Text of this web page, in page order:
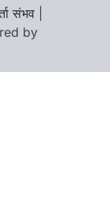
संभव
by